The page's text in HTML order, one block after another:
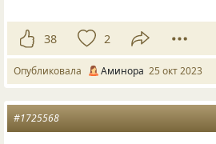
38 2
Опубликовала Аминора 25 окт 2023
#1725568